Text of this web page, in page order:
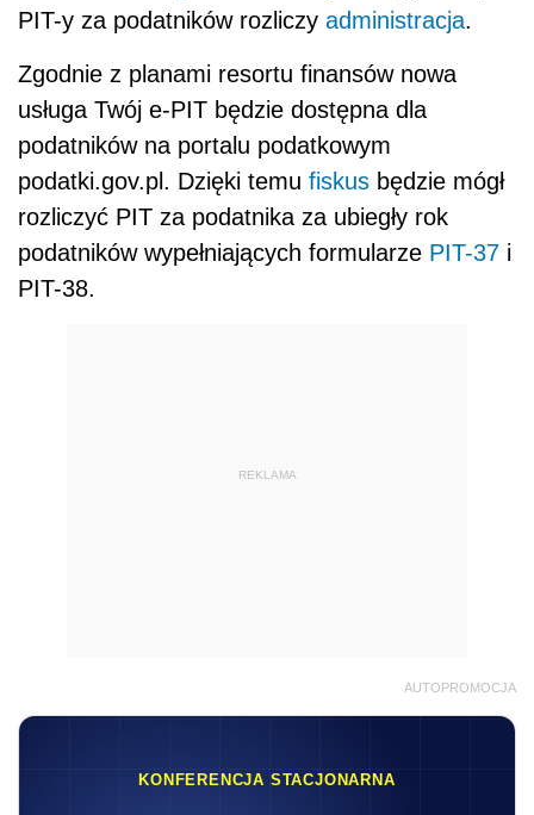
PIT-y za podatników rozliczy administracja.
Zgodnie z planami resortu finansów nowa
usługa Twój e-PIT będzie dostępna dla
podatników na portalu podatkowym
podatki.gov.pl. Dzięki temu fiskus będzie mógł
rozliczyć PIT za podatnika za ubiegły rok
podatników wypełniających formularze PIT-37 i
PIT-38.
REKLAMA
AUTOPROMOCJA
KONFERENCJA STACJONARNA